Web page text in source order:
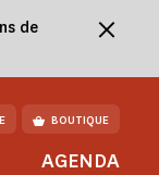
de
BOUTIQUE
AGENDA